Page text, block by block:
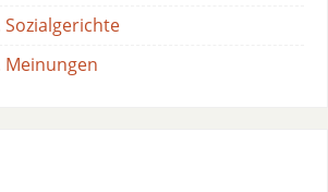
Sozialgerichte
Meinungen